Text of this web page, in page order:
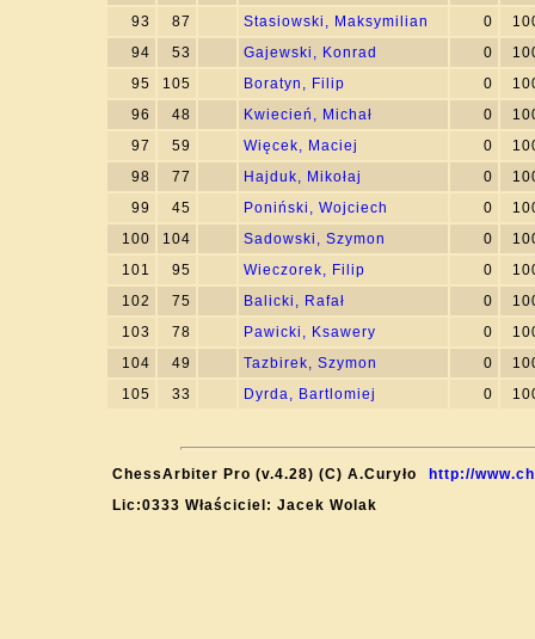
93
87 Stasiowski, Maksymilian 0
94
53 Gajewski, Konrad 0
95
105 Boratyn, Filip 0
96
48 Kwiecień, Michał 0
97
59 Więcek, Maciej 0
98
77 Hajduk, Mikołaj 0
99
45 Poniński, Wojciech 0
100
104 Sadowski, Szymon 0
101
95 Wieczorek, Filip 0
102
75 Balicki, Rafał 0
103
78 Pawicki, Ksawery 0
104
49 Tazbirek, Szymon 0
105
33 Dyrda, Bartlomiej 0
ChessArbiter Pro (v.4.28) (C) A.Curyło
http://
Lic:0333 Właściciel: Jacek Wolak